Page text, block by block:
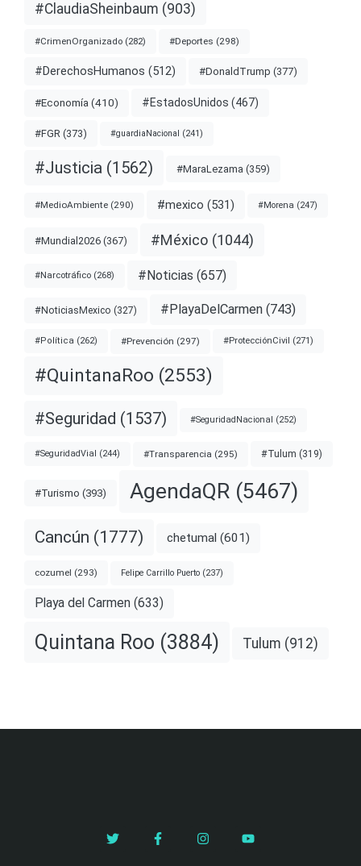
#ClaudiaSheinbaum (903)
#CrimenOrganizado (282) #Deportes (298)
#DerechosHumanos (512) #DonaldTrump (377)
#Economía (410) #EstadosUnidos (467)
#FGR (373) #guardiaNacional (241)
#Justicia (1562) #MaraLezama (359)
#MedioAmbiente (290) #mexico (531) #Morena (247)
#Mundial2026 (367) #México (1044)
#Narcotráfico (268) #Noticias (657)
#NoticiasMexico (327) #PlayaDelCarmen (743)
#Política (262) #Prevención (297) #ProtecciónCivil (271)
#QuintanaRoo (2553)
#Seguridad (1537) #SeguridadNacional (252)
#SeguridadVial (244) #Transparencia (295) #Tulum (319)
#Turismo (393) AgendaQR (5467)
Cancún (1777) chetumal (601)
cozumel (293) Felipe Carrillo Puerto (237)
Playa del Carmen (633)
Quintana Roo (3884) Tulum (912)